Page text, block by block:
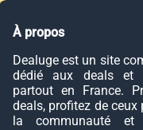
À propos
Dealuge est un site
dédié aux deals et
partout en France.
deals, profitez de ceux
la communauté